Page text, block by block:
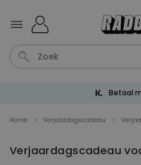
Personaliseerbaar
Gratis
Home Verjaardagscadeau
Verjaardagscadeau